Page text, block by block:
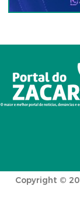
Copyright ©